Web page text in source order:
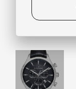
ДЛЯ ВАС